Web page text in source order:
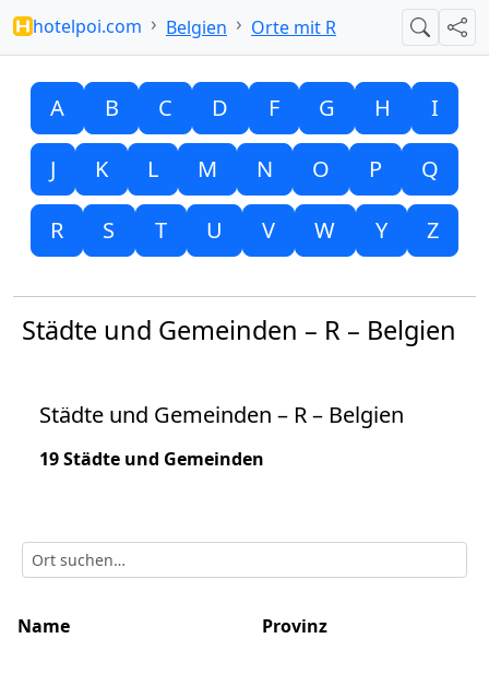
hotelpoi.com Belgien Orte mit R Suche
A B C D F G H I
J K L M N O P Q
R S T U V W Y Z
Städte und Gemeinden – R – Belgien
Städte und Gemeinden – R – Belgien
19 Städte und Gemeinden
Name Provinz